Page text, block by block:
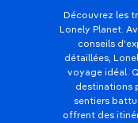
Découvrez les
Lonely Planet.
conseils
détaillées,
voyage idéal.
destinations
sentiers
offrent des